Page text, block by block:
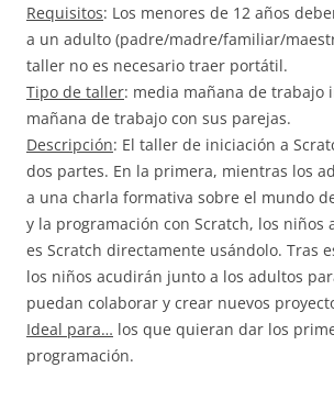
Requisitos: Los menores de 12 años
a un adulto (padre/madre/familiar/
taller no es necesario traer portátil.
Tipo de taller: media mañana de trabajo
mañana de trabajo con sus parejas.
Descripción: El taller de iniciación a
dos partes. En la primera, mientras los
a una charla formativa sobre el mundo
y la programación con Scratch, los niños
es Scratch directamente usándolo. Tras
los niños acudirán junto a los adultos
puedan colaborar y crear nuevos
Ideal para… los que quieran dar los
programación.